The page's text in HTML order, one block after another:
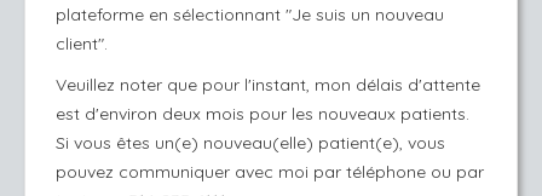
plateforme en sélectionnant "Je suis un nouveau
client".
Veuillez noter que pour l'instant, mon délais d'attente
est d'environ deux mois pour les nouveaux patients.
Si vous êtes un(e) nouveau(elle) patient(e), vous
pouvez communiquer avec moi par téléphone ou par